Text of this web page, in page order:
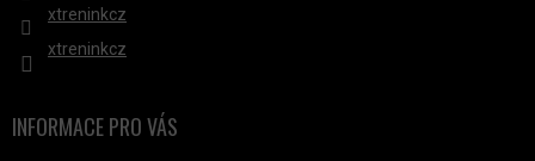
xtreninkcz
xtreninkcz
INFORMACE PRO VÁS